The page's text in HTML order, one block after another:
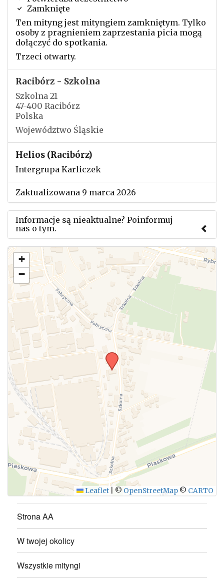
Zamknięte
Ten mityng jest mityngiem zamkniętym. Tylko
osoby z pragnieniem zaprzestania picia mogą
dołączyć do spotkania.
Trzeci otwarty.
Racibórz - Szkolna
Szkolna 21
47-400 Racibórz
Polska
Województwo Śląskie
Helios (Racibórz)
Intergrupa Karliczek
Zaktualizowana 9 marca 2026
Informacje są nieaktualne? Poinformuj
nas o tym.
Użyj tego formularza aby przesłać informację o
zmianach w powyższym mityngu.
WYŚLIJ
+
−
Leaflet © OpenStreetMap © CARTO
Strona AA
W twojej okolicy
Wszystkie mityngi